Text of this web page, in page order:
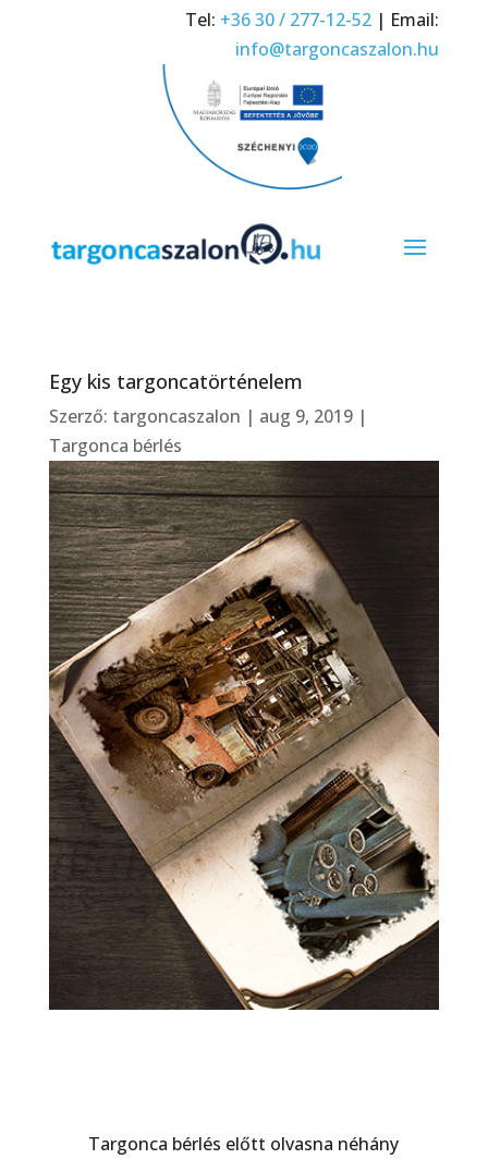
Tel: +36 30 / 277-12-52 | Email:
info@targoncaszalon.hu
Egy kis targoncatörténelem
Szerző: targoncaszalon | aug 9, 2019|
Targonca bérlés
Targonca bérlés előtt olvasna néhány